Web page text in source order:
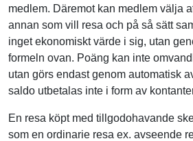
medlem. Däremot kan medlem välja
annan som vill resa och på så sätt
inget ekonomiskt värde i sig, utan
formeln ovan. Poäng kan inte
utan görs endast genom automatisk
saldo utbetalas inte i form av
En resa köpt med tillgodohavande
som en ordinarie resa ex. avseende